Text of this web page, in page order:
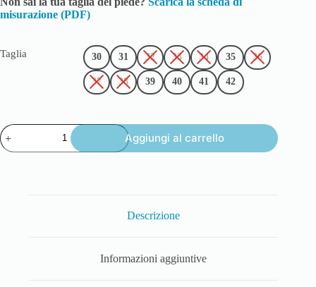
misurazione (PDF)
Taglia 30 31 32 33 34 35 36
37 38 39 40 41 42
Aggiungi al carrello
Descrizione
Informazioni aggiuntive